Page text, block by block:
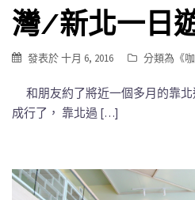
灣/新北一日
發表於十月 6, 2016 分類為《
和朋友約了將近一個多月的靠北
成行了， 靠北過 […]